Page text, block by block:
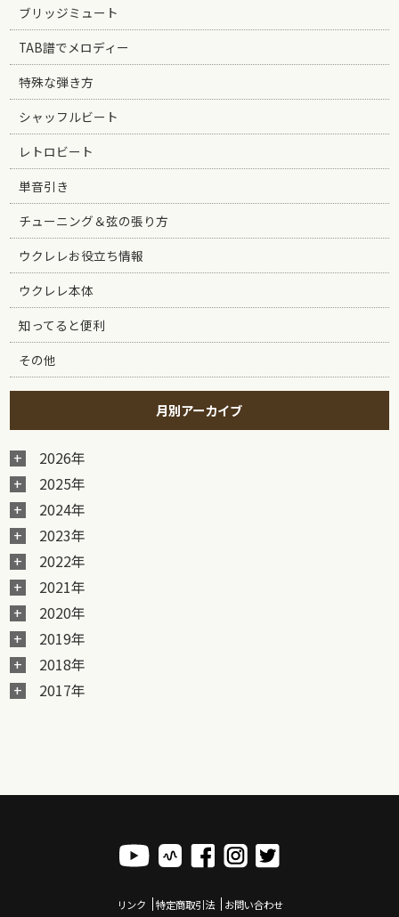
ブリッジミュート
TAB譜でメロディー
特殊な弾き方
シャッフルビート
レトロビート
単音引き
チューニング＆弦の張り方
ウクレレお役立ち情報
ウクレレ本体
知ってると便利
その他
月別アーカイブ
2026年
2025年
2024年
2023年
2022年
2021年
2020年
2019年
2018年
2017年
リンク 特定商取引法 お問い合わせ